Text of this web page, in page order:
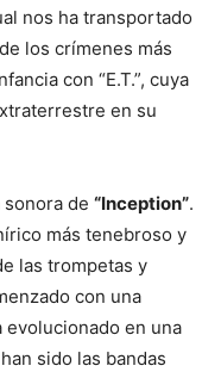
nos ha transportado
los crímenes más
con “E.T.”, cuya
en su
sonora de “Inception”.
más tenebroso y
las trompetas y
con una
evolucionado en una
sido las bandas